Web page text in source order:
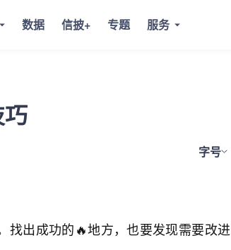
数据 信披+ 专题 服务
字号
找出成功的🔥地方，也要发现需要改进